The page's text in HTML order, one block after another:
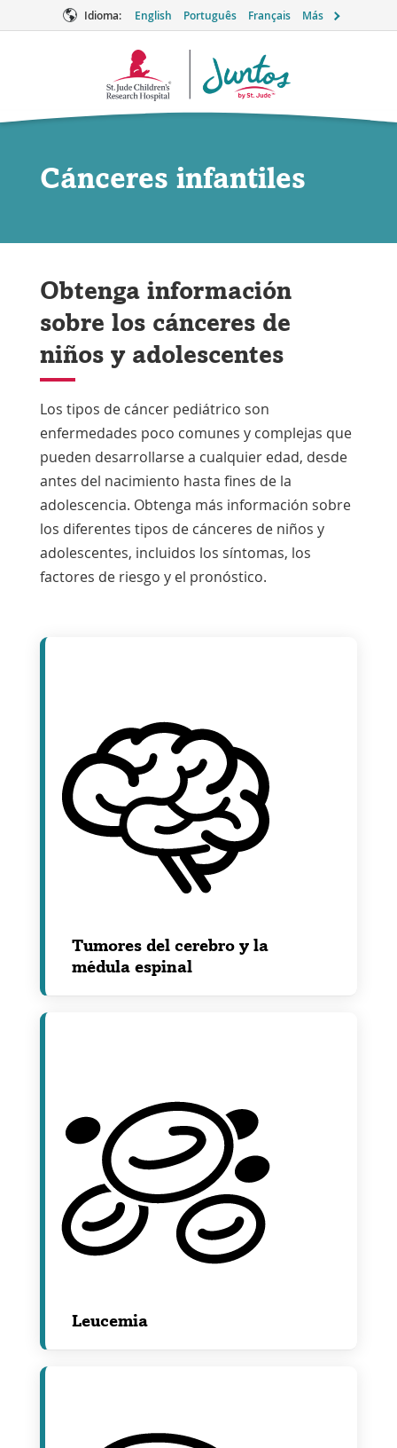
Idioma: English Português Français Más
Logotipo
Cánceres infantiles
Obtenga información
sobre los cánceres de
niños y adolescentes
Los tipos de cáncer pediátrico son
enfermedades poco comunes y complejas que
pueden desarrollarse a cualquier edad, desde
antes del nacimiento hasta fines de la
adolescencia. Obtenga más información sobre
los diferentes tipos de cánceres de niños y
adolescentes, incluidos los síntomas, los
factores de riesgo y el pronóstico.
Tumores del cerebro y la
médula espinal
Leucemia